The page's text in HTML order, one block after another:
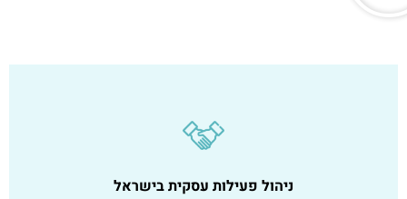
ניהול פעילות עסקית בישראל